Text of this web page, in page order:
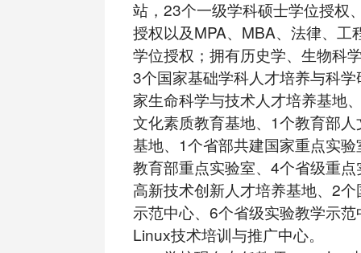
站，23个一级学科硕士学位授权
授权以及MPA、MBA、法律、工
学位授权；拥有历史学、生物科
3个国家基础学科人才培养与科
家生命科学与技术人才培养基地
文化素质教育基地、1个教育部
基地、1个省部共建国家重点实
教育部重点实验室、4个省级重
高新技术创新人才培养基地、2
示范中心、6个省级实验教学示
Linux技术培训与推广中心。